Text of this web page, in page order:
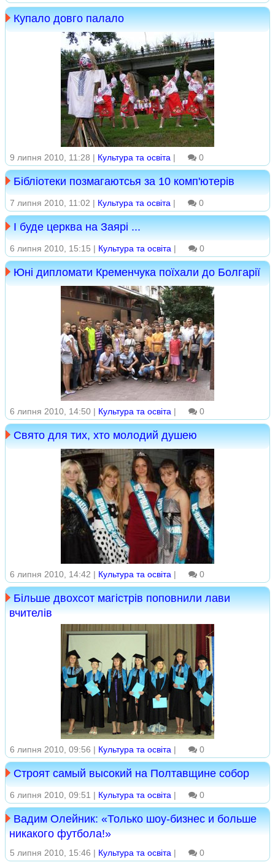
Купало довго палало
9 липня 2010, 11:28 | Культура та освіта | 0
Бібліотеки позмагаютсья за 10 комп'ютерів
7 липня 2010, 11:02 | Культура та освіта | 0
І буде церква на Заярі ...
6 липня 2010, 15:15 | Культура та освіта | 0
Юні дипломати Кременчука поїхали до Болгарії
6 липня 2010, 14:50 | Культура та освіта | 0
Свято для тих, хто молодий душею
6 липня 2010, 14:42 | Культура та освіта | 0
Більше двохсот магістрів поповнили лави
вчителів
6 липня 2010, 09:56 | Культура та освіта | 0
Строят самый высокий на Полтавщине собор
6 липня 2010, 09:51 | Культура та освіта | 0
Вадим Олейник: «Только шоу-бизнес и больше
никакого футбола!»
5 липня 2010, 15:46 | Культура та освіта | 0